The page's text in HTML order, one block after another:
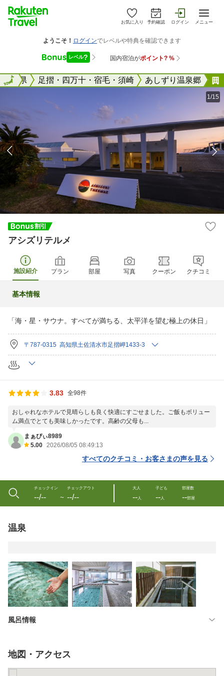
お気に入り 予約確認 ログイン メニュー
高知県 足摺・四万十・宿毛・須崎 あしずり温泉郷
全国
1/15
アシズリテルメ
施設紹介 プラン 部屋 写真 クーポン クチコミ
基本情報
「海・星・サウナ。すべてが満ちる、太平洋を望む極上の休日」
〒787-0315 高知県土佐清水市足摺岬1433-3
3.83 全98件
おしゃれなホテルで見晴らしも良く快適にすごせました。ご飯もボリュー
ム満点でとても美味しかったです。高齢の父母も...
まぁぴぃ8989
5.00 2026/08/05 08:49:13
すべてのクチコミ・お客さまの声を見る
チェックイン
--/-- 〜
チェックアウト
--/--
大人
--人
子ども
--人
部屋数
--部屋
温泉
風呂情報
地図・アクセス